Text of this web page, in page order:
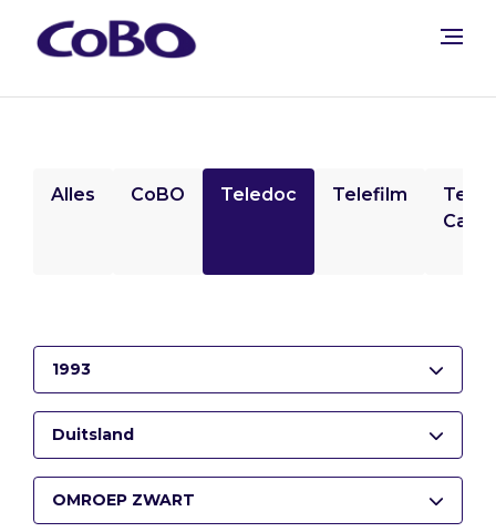
Alles CoBO Teledoc Telefilm
1993
Duitsland
OMROEP ZWART